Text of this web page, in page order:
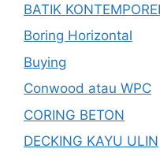
BATIK
Boring Horizontal
Buying
Conwood atau WPC
CORING BETON
DECKING KAYU ULIN